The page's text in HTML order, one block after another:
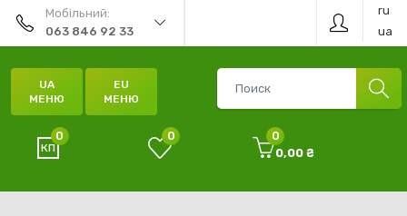
Мобільний:
063 846 92 33
ru
ua
UA
МЕНЮ
EU
МЕНЮ
0 0
0
0,00 ₴